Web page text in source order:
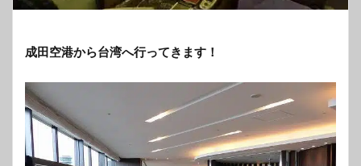
成田空港から台湾へ行ってきます！